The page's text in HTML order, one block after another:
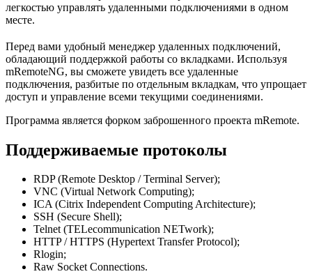
легкостью управлять удаленными подключениями в одном
месте.
Перед вами удобный менеджер удаленных подключений,
обладающий поддержкой работы со вкладками. Используя
mRemoteNG, вы сможете увидеть все удаленные
подключения, разбитые по отдельным вкладкам, что упрощает
доступ и управление всеми текущими соединениями.
Программа является форком заброшенного проекта mRemote.
Поддерживаемые протоколы
RDP (Remote Desktop / Terminal Server);
VNC (Virtual Network Computing);
ICA (Citrix Independent Computing Architecture);
SSH (Secure Shell);
Telnet (TELecommunication NETwork);
HTTP / HTTPS (Hypertext Transfer Protocol);
Rlogin;
Raw Socket Connections.